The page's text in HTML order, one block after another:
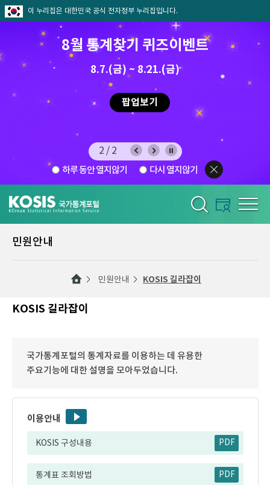
이 누리집은 대한민국 공식 전자정부 누리집입니다.
2026.7.29 ~ 8.7
8월 통계찾기 퀴즈이벤트
8.7.(금) ~ 8.21.(금)
팝업보기
2/2
하루 동안 열지않기 다시 열지않기
민원안내
민원안내 KOSIS 길라잡이
KOSIS 길라잡이
국가통계포털의 통계자료를 이용하는 데 유용한
주요기능에 대한 설명을 모아두었습니다.
이용안내
KOSIS 구성내용 PDF
통계표 조회방법 PDF